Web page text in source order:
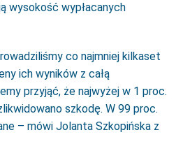
wysokość wypłacanych
co najmniej kilkaset
ich wyników z całą
przyjąć, że najwyżej w 1 proc.
szkodę. W 99 proc.
– mówi Jolanta Szkopińska z